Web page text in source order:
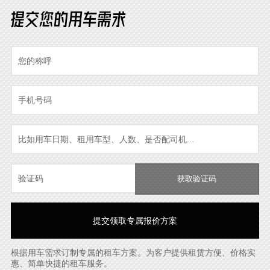
提交您的用车需求
获取验证码
根据用车需求订制专属的租车方案。为客户提供租赁方便、价格实
惠、简单快捷的租车服务。